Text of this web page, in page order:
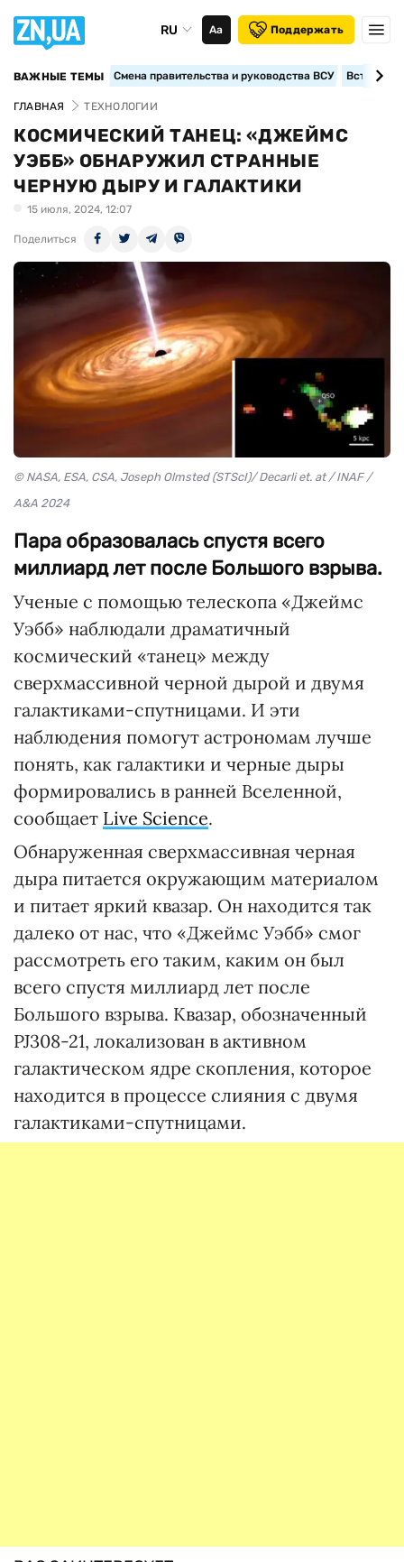
RU Аа Поддержать
ВАЖНЫЕ ТЕМЫ Смена правительства и руководства ВСУ
ГЛАВНАЯ ТЕХНОЛОГИИ
КОСМИЧЕСКИЙ ТАНЕЦ: «ДЖЕЙМС
УЭББ» ОБНАРУЖИЛ СТРАННЫЕ
ЧЕРНУЮ ДЫРУ И ГАЛАКТИКИ
15 июля, 2024, 12:07
Поделиться
© NASA, ESA, CSA, Joseph Olmsted (STScI)/ Decarli et. at / INAF /
A&A 2024
Пара образовалась спустя всего
миллиард лет после Большого взрыва.
Ученые с помощью телескопа «Джеймс
Уэбб» наблюдали драматичный
космический «танец» между
сверхмассивной черной дырой и двумя
галактиками-спутницами. И эти
наблюдения помогут астрономам лучше
понять, как галактики и черные дыры
формировались в ранней Вселенной,
сообщает Live Science.
Обнаруженная сверхмассивная черная
дыра питается окружающим материалом
и питает яркий квазар. Он находится так
далеко от нас, что «Джеймс Уэбб» смог
рассмотреть его таким, каким он был
всего спустя миллиард лет после
Большого взрыва. Квазар, обозначенный
PJ308-21, локализован в активном
галактическом ядре скопления, которое
находится в процессе слияния с двумя
галактиками-спутницами.